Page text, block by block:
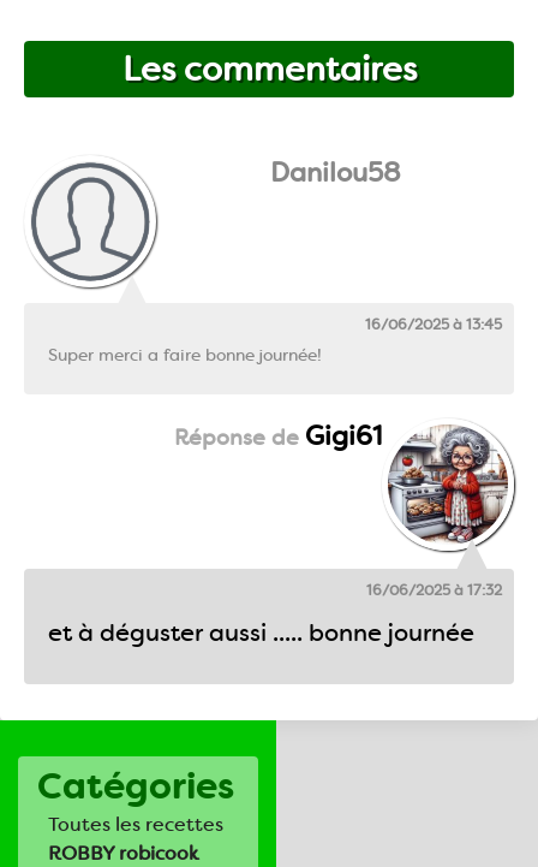
Catégories
Toutes les recettes
ROBBY robicook
Les commentaires
Danilou58
16/06/2025 à 13:45
Super merci a faire bonne journée!
Gigi61
16/06/2025 à 17:32
et à déguster aussi ..... bonne journée